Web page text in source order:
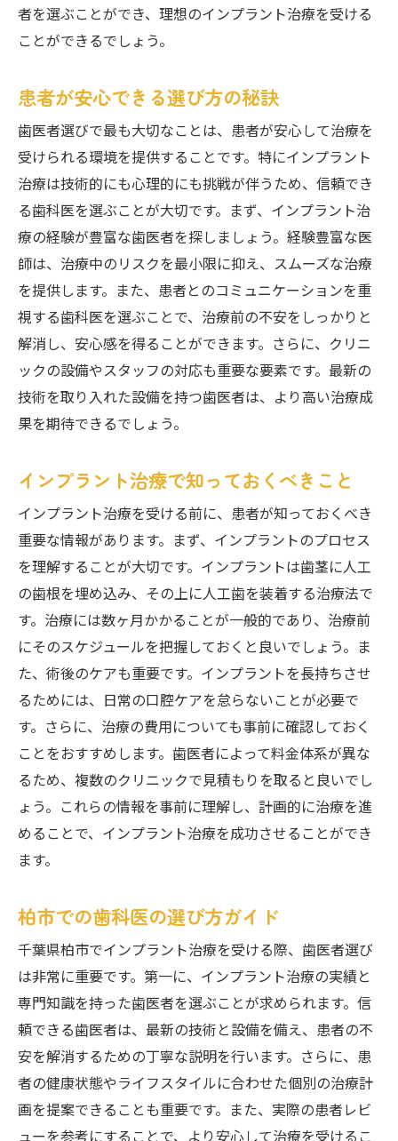
者を選ぶことができ、理想のインプラント治療を受ける
ことができるでしょう。
患者が安心できる選び方の秘訣
歯医者選びで最も大切なことは、患者が安心して治療を
受けられる環境を提供することです。特にインプラント
治療は技術的にも心理的にも挑戦が伴うため、信頼でき
る歯科医を選ぶことが大切です。まず、インプラント治
療の経験が豊富な歯医者を探しましょう。経験豊富な医
師は、治療中のリスクを最小限に抑え、スムーズな治療
を提供します。また、患者とのコミュニケーションを重
視する歯科医を選ぶことで、治療前の不安をしっかりと
解消し、安心感を得ることができます。さらに、クリニ
ックの設備やスタッフの対応も重要な要素です。最新の
技術を取り入れた設備を持つ歯医者は、より高い治療成
果を期待できるでしょう。
インプラント治療で知っておくべきこと
インプラント治療を受ける前に、患者が知っておくべき
重要な情報があります。まず、インプラントのプロセス
を理解することが大切です。インプラントは歯茎に人工
の歯根を埋め込み、その上に人工歯を装着する治療法で
す。治療には数ヶ月かかることが一般的であり、治療前
にそのスケジュールを把握しておくと良いでしょう。ま
た、術後のケアも重要です。インプラントを長持ちさせ
るためには、日常の口腔ケアを怠らないことが必要で
す。さらに、治療の費用についても事前に確認しておく
ことをおすすめします。歯医者によって料金体系が異な
るため、複数のクリニックで見積もりを取ると良いでし
ょう。これらの情報を事前に理解し、計画的に治療を進
めることで、インプラント治療を成功させることができ
ます。
柏市での歯科医の選び方ガイド
千葉県柏市でインプラント治療を受ける際、歯医者選び
は非常に重要です。第一に、インプラント治療の実績と
専門知識を持った歯医者を選ぶことが求められます。信
頼できる歯医者は、最新の技術と設備を備え、患者の不
安を解消するための丁寧な説明を行います。さらに、患
者の健康状態やライフスタイルに合わせた個別の治療計
画を提案できることも重要です。また、実際の患者レビ